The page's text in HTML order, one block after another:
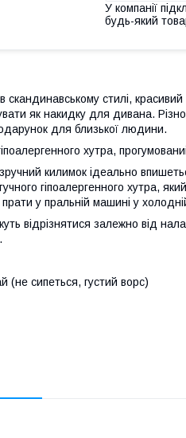
У компанії
будь-який
скандинавському стилі,
як накидку для дивана.
для близької людини.
хутра,
килимок ідеально
гіпоалергенного хутра,
у пральній машині у
відрізнятися залежно від
сипеться, густий ворс)